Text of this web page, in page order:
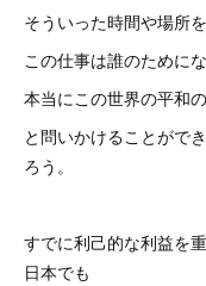
そういった時間や場所
この仕事は誰のために
本当にこの世界の平和
と問いかけることがで
ろう。
すでに利己的な利益を
日本でも